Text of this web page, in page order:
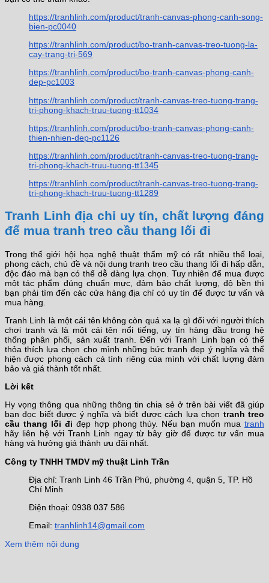
https://tranhlinh.com/product/tranh-canvas-phong-canh-song-
bien-pc0040
https://tranhlinh.com/product/bo-tranh-canvas-treo-tuong-la-
cay-trang-tri-569
https://tranhlinh.com/product/bo-tranh-canvas-phong-canh-
dep-pc1003
https://tranhlinh.com/product/tranh-canvas-treo-tuong-trang-
tri-phong-khach-truu-tuong-tt1034
https://tranhlinh.com/product/bo-tranh-canvas-phong-canh-
thien-nhien-dep-pc1126
https://tranhlinh.com/product/tranh-canvas-treo-tuong-trang-
tri-phong-khach-truu-tuong-tt1345
https://tranhlinh.com/product/tranh-canvas-treo-tuong-trang-
tri-phong-khach-truu-tuong-tt1289
Tranh Linh địa chỉ uy tín, chất lượng đáng
để mua tranh treo cầu thang lối đi
Trong thế giới hội họa nghệ thuật thẩm mỹ có rất nhiều thể loại,
phong cách, chủ đề và nội dung tranh treo cầu thang lối đi hấp dẫn,
độc đáo mà bạn có thể dễ dàng lựa chọn. Tuy nhiên để mua được
một tác phẩm đúng chuẩn mực, đảm bảo chất lượng, độ bền thì
bạn phải tìm đến các cửa hàng địa chỉ có uy tín để được tư vấn và
mua hàng.
Tranh Linh là một cái tên không còn quá xa lạ gì đối với người thích
chơi tranh và là một cái tên nổi tiếng, uy tín hàng đầu trong hệ
thống phân phối, sản xuất tranh. Đến với Tranh Linh bạn có thể
thỏa thích lựa chọn cho mình những bức tranh đẹp ý nghĩa và thể
hiện được phong cách cá tính riêng của mình với chất lượng đảm
bảo và giá thành tốt nhất.
Lời kết
Hy vọng thông qua những thông tin chia sẻ ở trên bài viết đã giúp
bạn đọc biết được ý nghĩa và biết được cách lựa chọn tranh treo
cầu thang lối đi đẹp hợp phong thủy. Nếu bạn muốn mua tranh
hãy liên hệ với Tranh Linh ngay từ bây giờ để được tư vấn mua
hàng và hưởng giá thành ưu đãi nhất.
Công ty TNHH TMDV mỹ thuật Linh Trần
Địa chỉ: Tranh Linh 46 Trần Phú, phường 4, quận 5, TP. Hồ
Chí Minh
Điện thoại: 0938 037 586
Email: tranhlinh14@gmail.com
Xem thêm nội dung